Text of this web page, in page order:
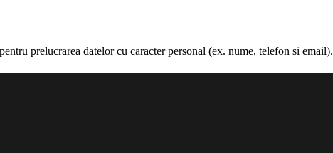
prelucrarea datelor cu caracter personal (ex. nume, telefon si email).